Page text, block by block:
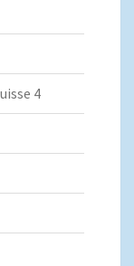
4